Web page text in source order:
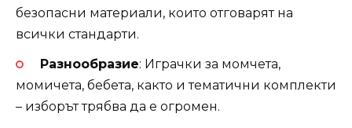
безопасни материали, които отговарят на
всички стандарти.
Разнообразие: Играчки за момчета,
момичета, бебета, както и тематични комплекти
– изборът трябва да е огромен.